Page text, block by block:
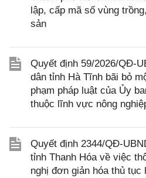
lập, cấp mã số vùng
sản
Quyết định 59/2026/QĐ-
dân tỉnh Hà Tĩnh bãi bỏ
phạm pháp luật của Ủy
thuộc lĩnh vực nông
Quyết định 2344/QĐ-
tỉnh Thanh Hóa về việc
nghị đơn giản hóa thủ